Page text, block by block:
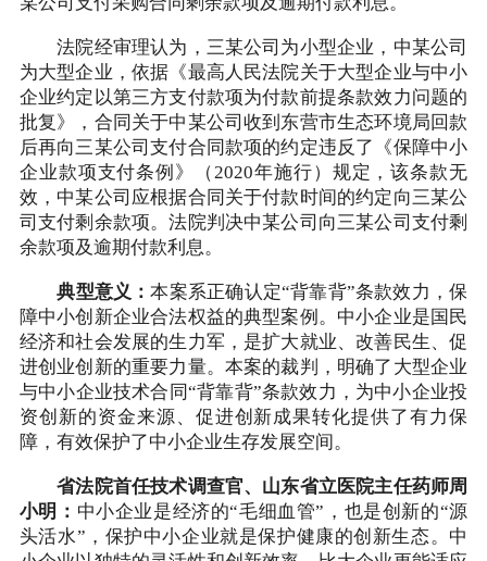
法院经审理认为，三某公司为小型企业，中某公司
为大型企业，依据《最高人民法院关于大型企业与中小
企业约定以第三方支付款项为付款前提条款效力问题的
批复》，合同关于中某公司收到东营市生态环境局回款
后再向三某公司支付合同款项的约定违反了《保障中小
企业款项支付条例》（2020年施行）规定，该条款无
效，中某公司应根据合同关于付款时间的约定向三某公
司支付剩余款项。法院判决中某公司向三某公司支付剩
余款项及逾期付款利息。
典型意义：本案系正确认定“背靠背”条款效力，保
障中小创新企业合法权益的典型案例。中小企业是国民
经济和社会发展的生力军，是扩大就业、改善民生、促
进创业创新的重要力量。本案的裁判，明确了大型企业
与中小企业技术合同“背靠背”条款效力，为中小企业投
资创新的资金来源、促进创新成果转化提供了有力保
障，有效保护了中小企业生存发展空间。
省法院首任技术调查官、山东省立医院主任药师周
小明： 中小企业是经济的“毛细血管”，也是创新的“源
头活水”，保护中小企业就是保护健康的创新生态。中